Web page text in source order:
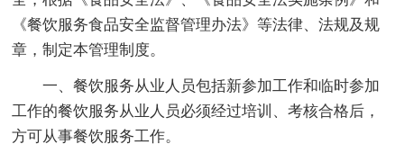
《餐饮服务食品安全监督管理办法》等法律、法规及规
章，制定本管理制度。
一、餐饮服务从业人员包括新参加工作和临时参加
工作的餐饮服务从业人员必须经过培训、考核合格后，
方可从事餐饮服务工作。